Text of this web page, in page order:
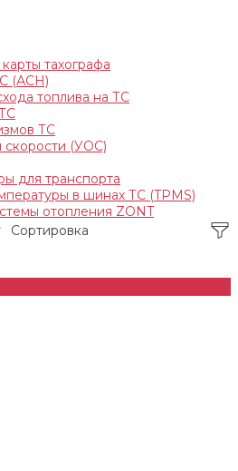
тахографа
(АСН)
топлива на ТС
ТС
скорости (УОС)
для транспорта
в шинах ТС (TPMS)
отопления ZONT
Сортировка